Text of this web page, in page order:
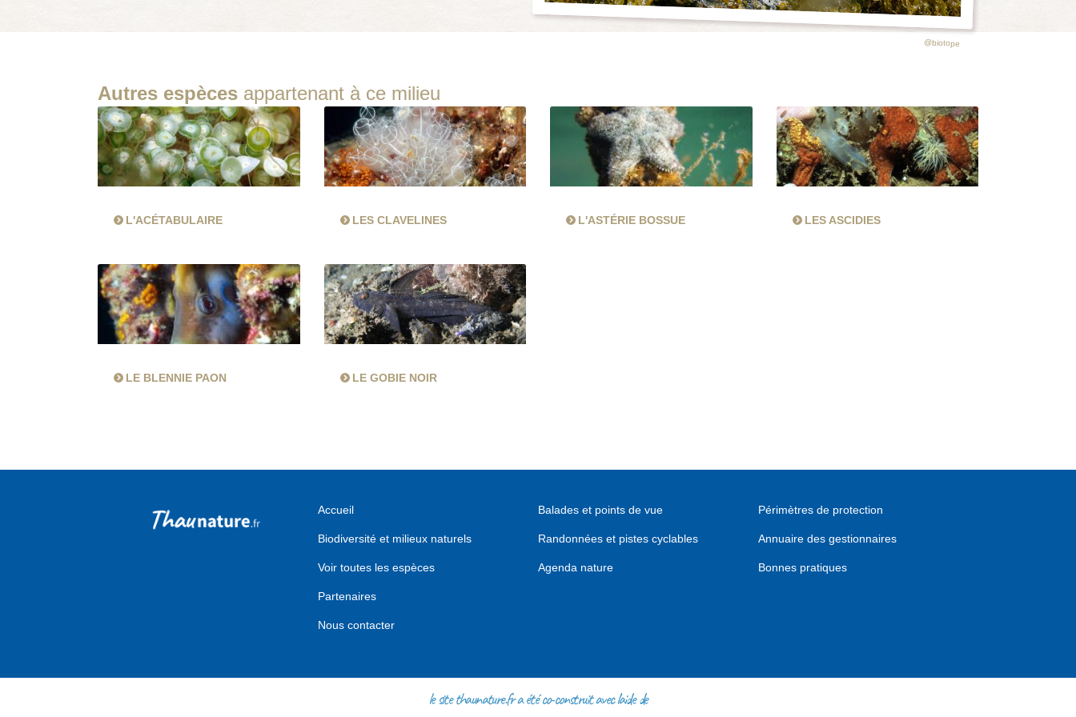
@biotope
Autres espèces appartenant à ce milieu
L'ACÉTABULAIRE LES CLAVELINES L'ASTÉRIE BOSSUE LES ASCIDIES
LE BLENNIE PAON LE GOBIE NOIR
Accueil
Biodiversité et milieux naturels
Voir toutes les espèces
Partenaires
Nous contacter
Balades et points de vue
Randonnées et pistes cyclables
Agenda nature
Périmètres de protection
Annuaire des gestionnaires
Bonnes pratiques
le site thaunature.fr a été co-construit avec l'aide de